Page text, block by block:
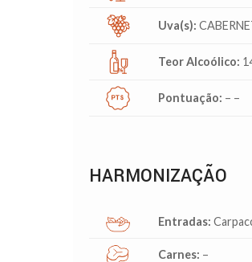
Uva(s):
Teor Alcoólico:
Pontuação: – –
HARMONIZAÇÃO
Entradas:
Carnes: –